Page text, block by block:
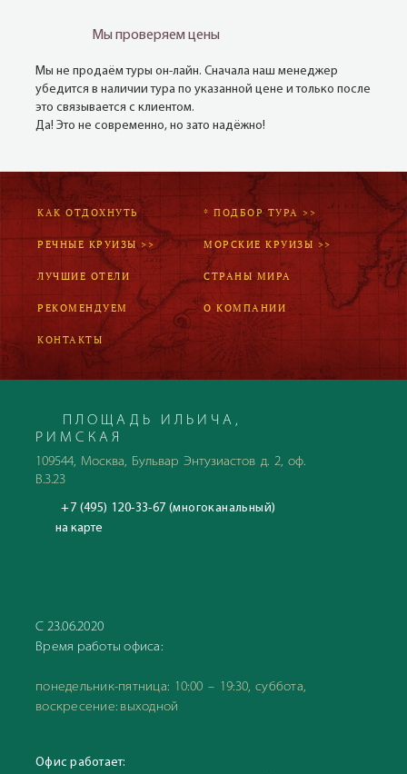
Мы проверяем цены
Мы не продаём туры он-лайн. Сначала наш менеджер
убедится в наличии тура по указанной цене и только после
это связывается с клиентом.
Да! Это не современно, но зато надёжно!
КАК ОТДОХНУТЬ * ПОДБОР ТУРА >>
РЕЧНЫЕ КРУИЗЫ >> МОРСКИЕ КРУИЗЫ >>
ЛУЧШИЕ ОТЕЛИ СТРАНЫ МИРА
РЕКОМЕНДУЕМ О КОМПАНИИ
КОНТАКТЫ
ПЛОЩАДЬ ИЛЬИЧА,
РИМСКАЯ
109544, Москва, Бульвар Энтузиастов д. 2, оф.
В.3.23
+7 (495) 120-33-67 (многоканальный)
на карте
С 23.06.2020
Время работы офиса:
понедельник-пятница: 10:00 – 19:30, суббота,
воскресение: выходной
Офис работает: